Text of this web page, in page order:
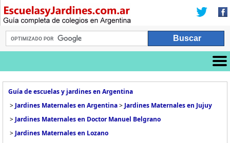
Guía de escuelas y jardines en Argentina
> Jardines Maternales en Argentina> Jardines Maternales en Jujuy
> Jardines Maternales en Doctor Manuel Belgrano
> Jardines Maternales en Lozano